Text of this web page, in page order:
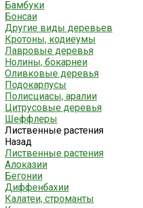
Бамбуки
Бонсаи
Другие виды деревьев
Кротоны, кодиеумы
Лавровые деревья
Нолины, бокарнеи
Оливковые деревья
Подокарпусы
Полисциасы, аралии
Цитрусовые деревья
Шеффлеры
Лиственные растения
Назад
Лиственные растения
Алоказии
Бегонии
Диффенбахии
Калатеи, строманты